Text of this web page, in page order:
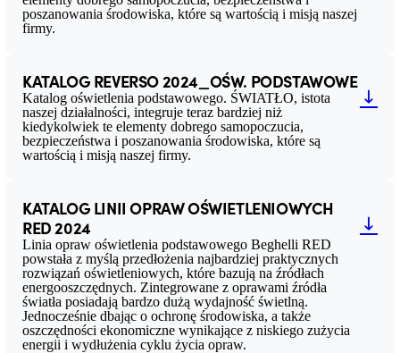
poszanowania środowiska, które są wartością i misją naszej
firmy.
KATALOG REVERSO 2024_OŚW. PODSTAWOWE
Katalog oświetlenia podstawowego. ŚWIATŁO, istota
naszej działalności, integruje teraz bardziej niż
kiedykolwiek te elementy dobrego samopoczucia,
bezpieczeństwa i poszanowania środowiska, które są
wartością i misją naszej firmy.
KATALOG LINII OPRAW OŚWIETLENIOWYCH
RED 2024
Linia opraw oświetlenia podstawowego Beghelli RED
powstała z myślą przedłożenia najbardziej praktycznych
rozwiązań oświetleniowych, które bazują na źródłach
energooszczędnych. Zintegrowane z oprawami źródła
światła posiadają bardzo dużą wydajność świetlną.
Jednocześnie dbając o ochronę środowiska, a także
oszczędności ekonomiczne wynikające z niskiego zużycia
energii i wydłużenia cyklu życia opraw.